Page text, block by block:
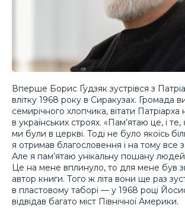
Вперше Борис Ґудзяк зустрівся з
влітку 1968 року в Сиракузах. Громада
семирічного хлопчика, вітати Патріарха
в українських строях. «Пам’ятаю це, і те,
ми були в церкві. Тоді не було якоїсь
я отримав благословення і на тому все
Але я пам’ятаю унікальну пошану
Це на мене вплинуло, то для мене був
автор книги. Того ж літа вони ще раз
в пластовому таборі — у 1968 році
відвідав багато міст Північної Америки.